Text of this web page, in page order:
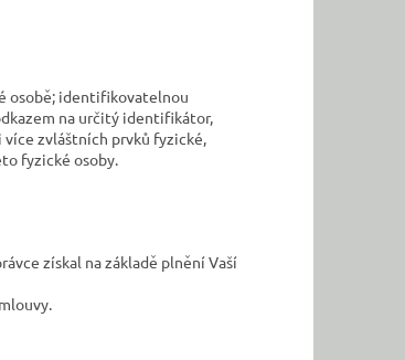
osobě; identifikovatelnou
na určitý identifikátor,
zvláštních prvků fyzické,
fyzické osoby.
získal na základě plnění Vaší